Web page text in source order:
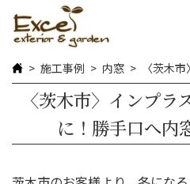
施工事例 内窓 〈茨木
〈茨木市〉インプ
に！勝手口へ